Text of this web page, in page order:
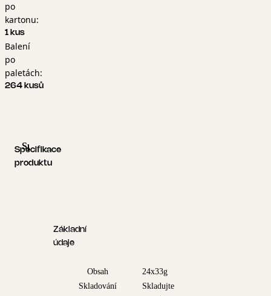
po
kartonu:
1 kus
Balení
po
paletách:
264 kusů
Specifikace produktu
Specifikace
produktu
Základní
údaje
Obsah
24x33g
Skladování
Skladujte